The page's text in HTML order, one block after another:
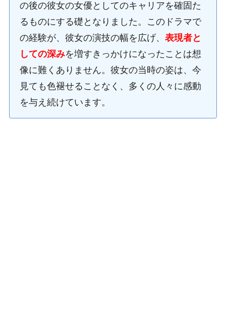
の後の彼女の女優としてのキャリアを確固た
るものにする礎となりました。このドラマで
の経験が、彼女の演技の幅を広げ、 表現者と
しての深みを増すきっかけになったことは想
像に難くありません。彼女の当時の姿は、今
見ても色褪せることなく、多くの人々に感動
を与え続けています。